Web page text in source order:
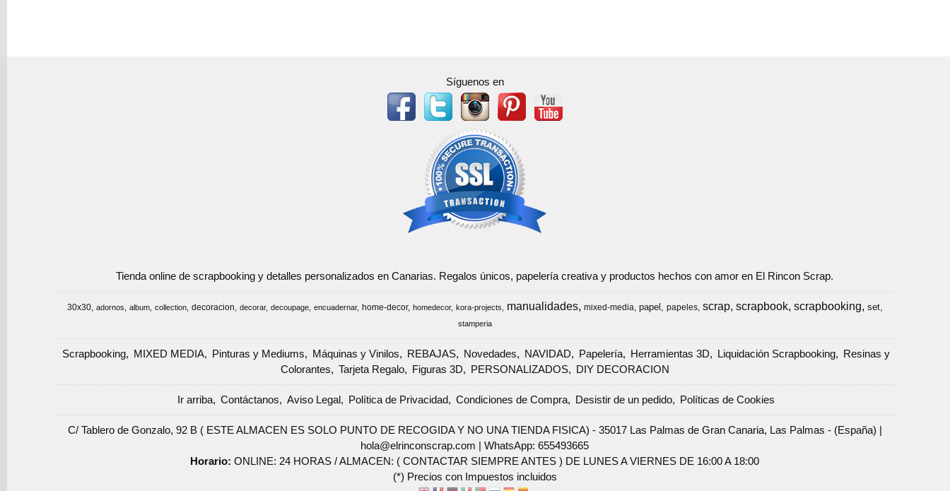
Síguenos en
Tienda online de scrapbooking y detalles personalizados en Canarias. Regalos únicos, papelería creativa y productos hechos con amor en El Rincon Scrap.
30x30 adornos album collection decoracion decorar decoupage encuadernar home-decor homedecor kora-projects manualidades mixed-media papel papeles scrap scrapbook scrapbooking set
stamperia
Scrapbooking MIXED MEDIA Pinturas y Mediums Máquinas y Vinilos REBAJAS Novedades NAVIDAD Papelería Herramientas 3D Liquidación Scrapbooking
Resinas y
Colorantes
Tarjeta Regalo Figuras 3D PERSONALIZADOS DIY DECORACION
Ir arriba Contáctanos Aviso Legal Política de Privacidad Condiciones de Compra Desistir de un pedido Políticas de Cookies
C/ Tablero de Gonzalo, 92 B ( ESTE ALMACEN ES SOLO PUNTO DE RECOGIDA Y NO UNA TIENDA FISICA) - 35017 Las Palmas de Gran Canaria, Las Palmas - (España) |
hola@elrinconscrap.com |WhatsApp: 655493665
Horario:ONLINE: 24 HORAS / ALMACEN: ( CONTACTAR SIEMPRE ANTES ) DE LUNES A VIERNES DE 16:00 A 18:00
(*) Precios con Impuestos incluidos